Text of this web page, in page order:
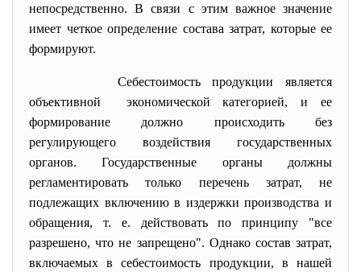
непосредственно. В связи с этим важное значение
имеет четкое определение состава затрат, которые ее
формируют.
Себестоимость продукции является
объективной экономической категорией, и ее
формирование должно происходить без
регулирующего воздействия государственных
органов. Государственные органы должны
регламентировать только перечень затрат, не
подлежащих включению в издержки производства и
обращения, т. е. действовать по принципу "все
разрешено, что не запрещено". Однако состав затрат,
включаемых в себестоимость продукции, в нашей